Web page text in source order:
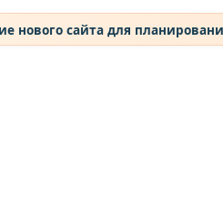
нового сайта для